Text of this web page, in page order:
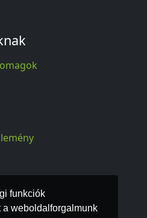
funkciók
a weboldalforgalmunk